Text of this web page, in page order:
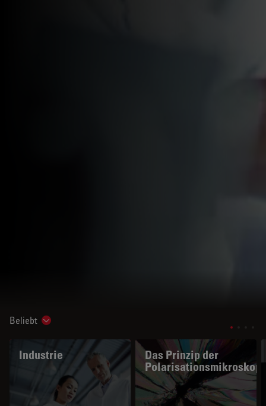
Beliebt Show subnavigation
Industrie
Das Prinzip der